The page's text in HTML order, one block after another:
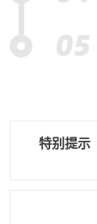
特别提示